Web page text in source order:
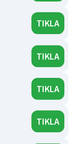
TIKLA
TIKLA
TIKLA
TIKLA